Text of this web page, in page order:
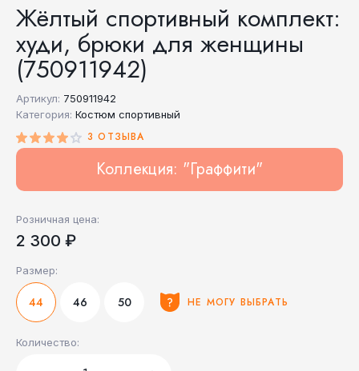
Жёлтый спортивный комплект:
худи, брюки для женщины
(750911942)
Артикул: 750911942
Категория: Костюм спортивный
3 ОТЗЫВА
Коллекция: "Граффити"
Розничная цена:
2 300 ₽
Размер:
44 46 50 НЕ МОГУ ВЫБРАТЬ
Количество: